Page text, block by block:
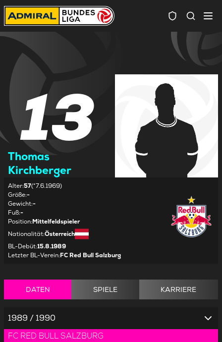
13
Thomas
Kirchberger
Alter:57(*7.6.1969)
Größe:-
Gewicht:-
Fuß:-
Position:Mittelfeldspieler
Nationalität:Österreich
BL-Debüt:15.8.1989
Letzter BL-Verein:FC Red Bull Salzburg
DATEN SPIELE KARRIERE
1989 / 1990
FC RED BULL SALZBURG